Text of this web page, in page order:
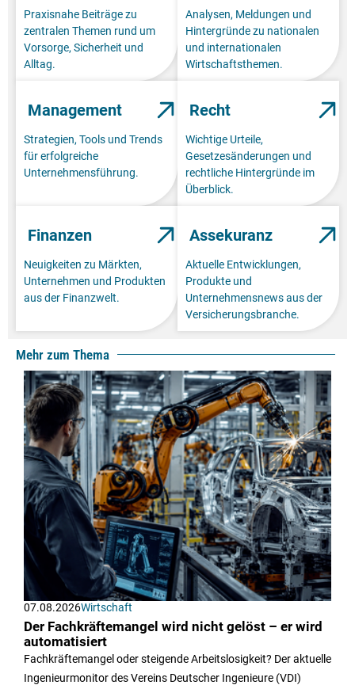
Praxisnahe Beiträge zu
zentralen Themen rund um
Vorsorge, Sicherheit und
Alltag.
Analysen, Meldungen und
Hintergründe zu nationalen
und internationalen
Wirtschaftsthemen.
Management
Strategien, Tools und Trends
für erfolgreiche
Unternehmensführung.
Recht
Wichtige Urteile,
Gesetzesänderungen und
rechtliche Hintergründe im
Überblick.
Finanzen
Neuigkeiten zu Märkten,
Unternehmen und Produkten
aus der Finanzwelt.
Assekuranz
Aktuelle Entwicklungen,
Produkte und
Unternehmensnews aus der
Versicherungsbranche.
Mehr zum Thema
07.08.2026Wirtschaft
Der Fachkräftemangel wird nicht gelöst – er wird
automatisiert
Fachkräftemangel oder steigende Arbeitslosigkeit? Der aktuelle
Ingenieurmonitor des Vereins Deutscher Ingenieure (VDI)